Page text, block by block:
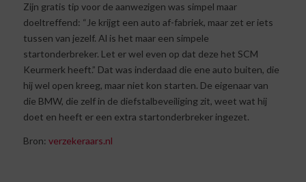
Zijn gratis tip voor de aanwezigen was simpel maar
doeltreffend: “Je krijgt een auto af-fabriek, maar zet er iets
tussen van jezelf. Al is het maar een simpele
startonderbreker. Let er wel even op dat deze het SCM
Keurmerk heeft.” Dat was inderdaad die ene auto buiten, die
hij wel open kreeg, maar niet kon starten. De eigenaar van
die BMW, die zelf in de diefstalbeveiliging zit, weet wat hij
doet en heeft er een extra startonderbreker ingezet.
Bron: verzekeraars.nl